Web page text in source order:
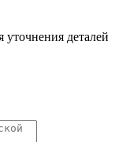
деталей